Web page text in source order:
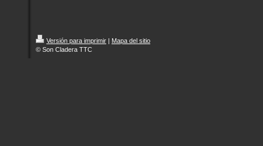
Versión para imprimir | Mapa del sitio
© Son Cladera TTC